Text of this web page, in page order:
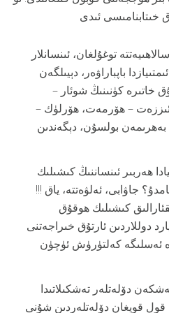
توغۇلغان، ئىنسانلار
باپباراۋەر، دېيىلگەن
خاتىرە كۈنىنىڭ شوئار –
– ھۆرمەت، ھۆرلۈك –
بەھرىمەن بولسۇن، دېگەندىن
ھەربىر ئىنساننىڭ كىشىلىك
جاۋابى، ئەلۋەتتە، ياق !!!
كىشىلىك ھوقۇق
ھەريىلى 15 مىليارد دوللاردىن ئارتۇق خىراجەتنى
ئەسلىگە كەلتۈرۈش ئۈچۈن
دۆلەتلەر تەشكىلاتىدا
قول قويغان دۆلەتلەردىن شۇنى